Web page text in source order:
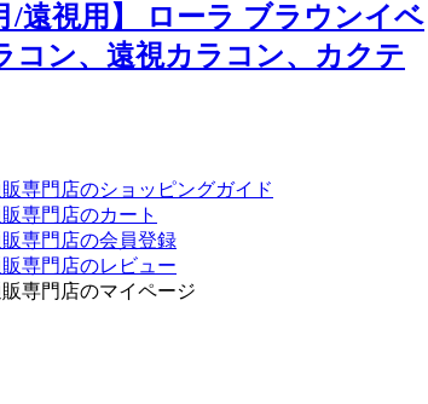
遠視用】 ローラ ブラウンイベ
コン、遠視カラコン、カクテ
専門店のショッピングガイド
専門店のカート
専門店の会員登録
専門店のレビュー
専門店のマイページ